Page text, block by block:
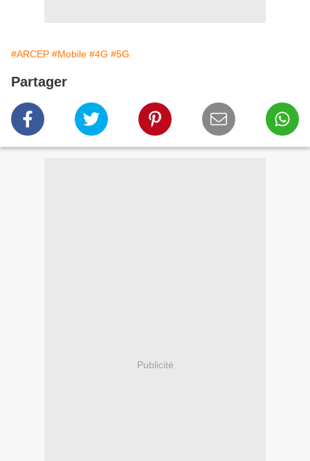
#ARCEP #Mobile #4G #5G
Partager
Publicité